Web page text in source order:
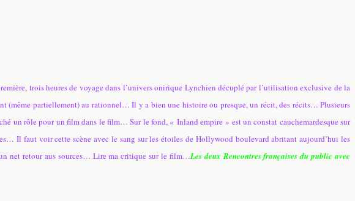
trois heures de voyage dans l’univers onirique Lynchien décuplé par l’utilisation exclusive de la
(même partiellement) au rationnel… Il y a bien une histoire ou presque, un récit, des récits… Plusieurs
un rôle pour un film dans le film… Sur le fond, « Inland empire » est un constat cauchemardesque sur
Il faut voir cette scène avec le sang sur les étoiles de Hollywood boulevard abritant aujourd’hui les
net retour aus sources… Lire ma critique sur le film…Les deux Rencontres françaises du public avec